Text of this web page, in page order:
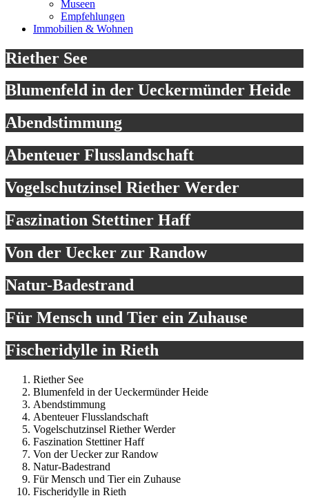
Museen
Empfehlungen
Immobilien & Wohnen
Riether See
Blumenfeld in der Ueckermünder Heide
Abendstimmung
Abenteuer Flusslandschaft
Vogelschutzinsel Riether Werder
Faszination Stettiner Haff
Von der Uecker zur Randow
Natur-Badestrand
Für Mensch und Tier ein Zuhause
Fischeridylle in Rieth
Riether See
Blumenfeld in der Ueckermünder Heide
Abendstimmung
Abenteuer Flusslandschaft
Vogelschutzinsel Riether Werder
Faszination Stettiner Haff
Von der Uecker zur Randow
Natur-Badestrand
Für Mensch und Tier ein Zuhause
Fischeridylle in Rieth